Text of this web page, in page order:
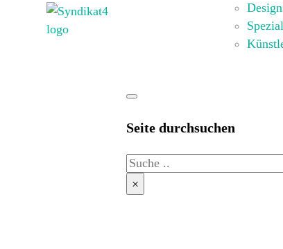
Seite durchsuchen
Suche
×